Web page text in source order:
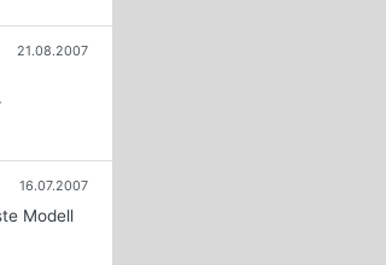
21.08.2007
16.07.2007
Modell